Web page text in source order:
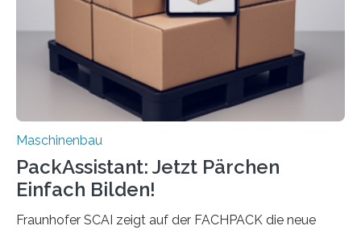
Exemplare pro Stunde. Je nach Maschinentyp und
Auftrag kann das Umrüsten…
Maschinenbau
PackAssistant: Jetzt Pärchen
Einfach Bilden!
Fraunhofer SCAI zeigt auf der FACHPACK die neue